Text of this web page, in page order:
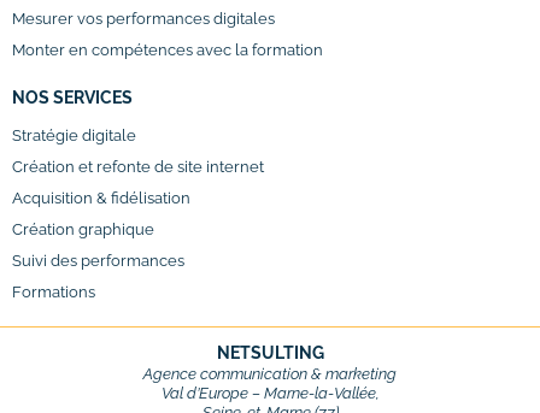
Mesurer vos performances digitales
Monter en compétences avec la formation
NOS SERVICES
Stratégie digitale
Création et refonte de site internet
Acquisition & fidélisation
Création graphique
Suivi des performances
Formations
NETSULTING
Agence communication & marketing
Val d’Europe – Marne-la-Vallée,